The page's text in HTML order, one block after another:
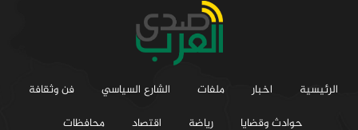
الرئيسية اخبار ملفات الشارع السياسي
فن وثقافة
حوادث وقضايا
رياضة اقتصاد محافظات